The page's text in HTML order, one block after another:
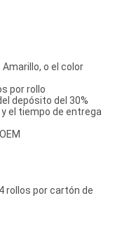
Amarillo, o el color
por rollo
depósito del 30%
el tiempo de entrega
rollos por cartón de